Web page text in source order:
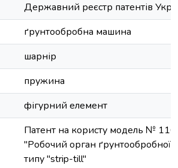
Державний реєстр патентів
ґрунтообробна машина
шарнір
пружина
фігурний елемент
Патент на користу модель №
"Робочий орган ґрунтообробної
типу "strip-till"